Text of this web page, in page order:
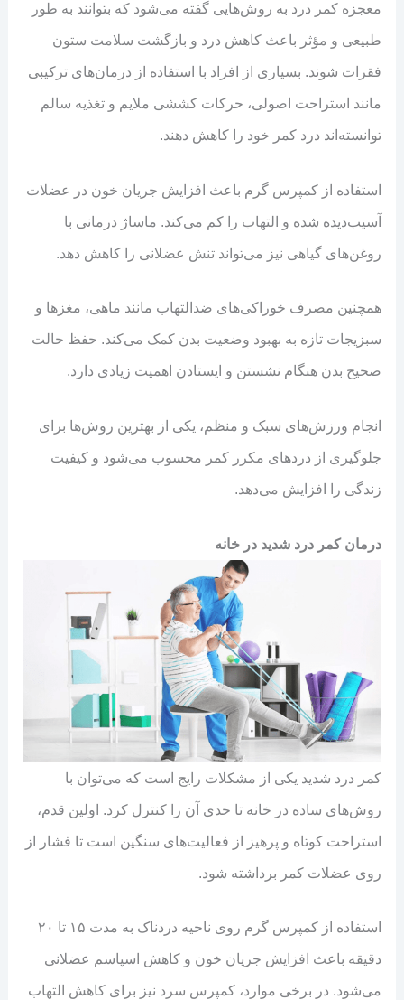
معجزه کمر درد به روش‌هایی گفته می‌شود که بتوانند به طور
طبیعی و مؤثر باعث کاهش درد و بازگشت سلامت ستون
فقرات شوند. بسیاری از افراد با استفاده از درمان‌های ترکیبی
مانند استراحت اصولی، حرکات کششی ملایم و تغذیه سالم
توانسته‌اند درد کمر خود را کاهش دهند.
استفاده از کمپرس گرم باعث افزایش جریان خون در عضلات
آسیب‌دیده شده و التهاب را کم می‌کند. ماساژ درمانی با
روغن‌های گیاهی نیز می‌تواند تنش عضلانی را کاهش دهد.
همچنین مصرف خوراکی‌های ضدالتهاب مانند ماهی، مغزها و
سبزیجات تازه به بهبود وضعیت بدن کمک می‌کند. حفظ حالت
صحیح بدن هنگام نشستن و ایستادن اهمیت زیادی دارد.
انجام ورزش‌های سبک و منظم، یکی از بهترین روش‌ها برای
جلوگیری از دردهای مکرر کمر محسوب می‌شود و کیفیت
زندگی را افزایش می‌دهد.
درمان کمر درد شدید در خانه
کمر درد شدید یکی از مشکلات رایج است که می‌توان با
روش‌های ساده در خانه تا حدی آن را کنترل کرد. اولین قدم،
استراحت کوتاه و پرهیز از فعالیت‌های سنگین است تا فشار از
روی عضلات کمر برداشته شود.
استفاده از کمپرس گرم روی ناحیه دردناک به مدت ۱۵ تا ۲۰
دقیقه باعث افزایش جریان خون و کاهش اسپاسم عضلانی
می‌شود. در برخی موارد، کمپرس سرد نیز برای کاهش التهاب